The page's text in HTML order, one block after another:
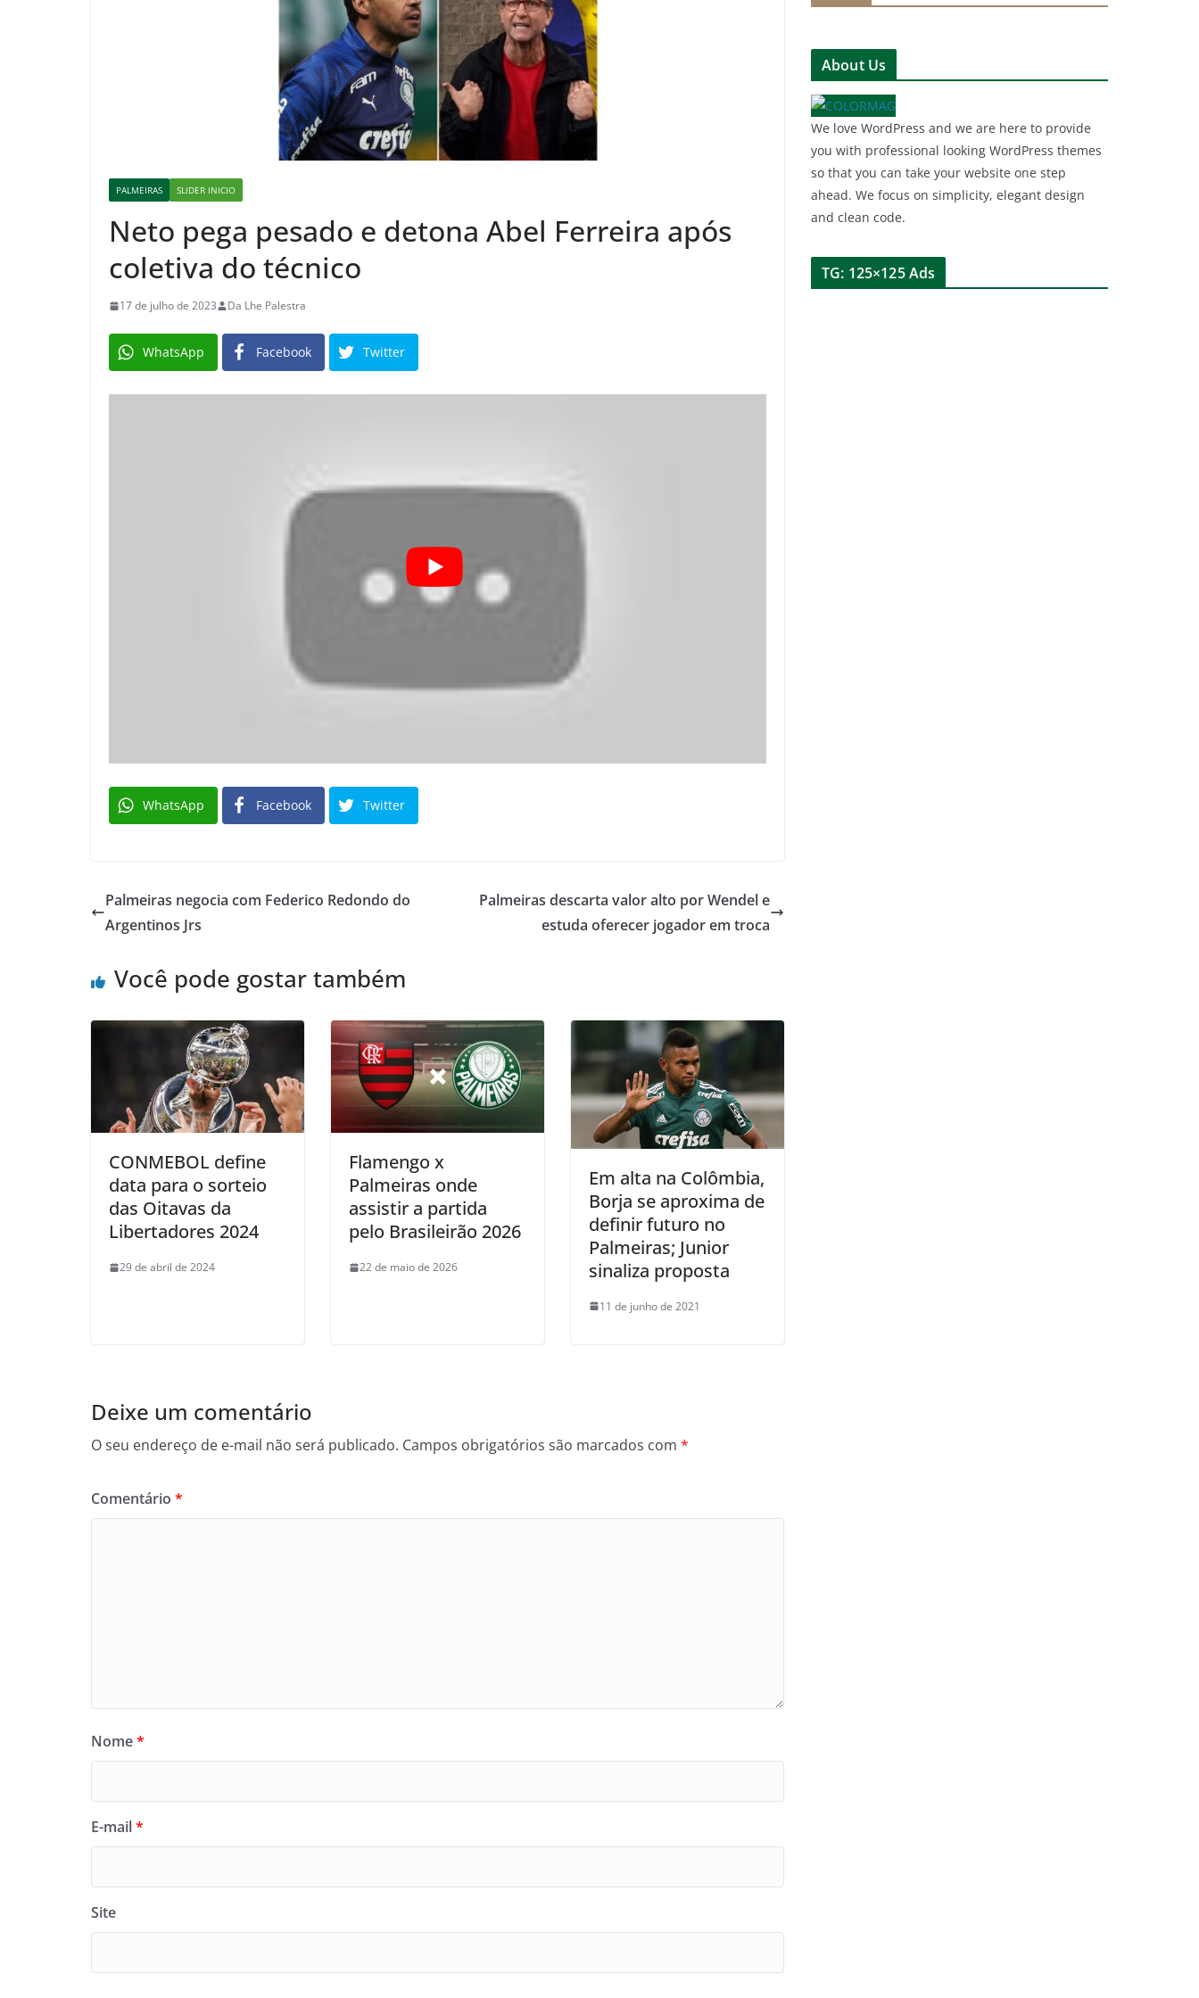
PALMEIRAS SLIDER INICIO
Neto pega pesado e detona Abel Ferreira após
coletiva do técnico
17 de julho de 2023 Da Lhe Palestra
WhatsApp Facebook Twitter
WhatsApp Facebook Twitter
Palmeiras negocia com Federico Redondo do
Argentinos Jrs
Palmeiras descarta valor alto por Wendel e
estuda oferecer jogador em troca
Você pode gostar também
CONMEBOL define
data para o sorteio
das Oitavas da
Libertadores 2024
29 de abril de 2024
Flamengo x
Palmeiras onde
assistir a partida
pelo Brasileirão 2026
22 de maio de 2026
Em alta na Colômbia,
Borja se aproxima de
definir futuro no
Palmeiras; Junior
sinaliza proposta
11 de junho de 2021
Deixe um comentário
O seu endereço de e-mail não será publicado. Campos obrigatórios são marcados com *
Comentário *
Nome*
E-mail*
Site
About Us
We love WordPress and we are here to provide
you with professional looking WordPress themes
so that you can take your website one step
ahead. We focus on simplicity, elegant design
and clean code.
TG: 125×125 Ads